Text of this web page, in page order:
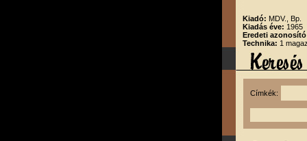
Kiadó: MDV., Bp.
Kiadás éve: 1965
Eredeti
Technika: 1
Címkék: